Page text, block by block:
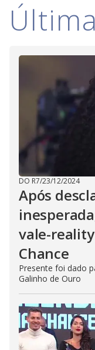
DO R7/23/12/2024
Após
vale-
Chance
Presente foi dado
Galinho de Ouro